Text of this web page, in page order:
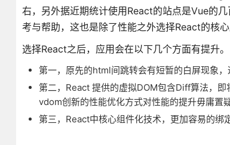
右，另外据近期统计使用React的站点是Vue的
考与帮助，这也是除了性能之外选择React的核心
选择React之后，应用会在以下几个方面有提升。
第一，原先的html间跳转会有短暂的白屏现象
第二，React 提供的虚拟DOM包含Diff算法，
vdom创新的性能优化方式对性能的提升毋庸置疑
第三，React中核心组件化技术，更加容易的绑